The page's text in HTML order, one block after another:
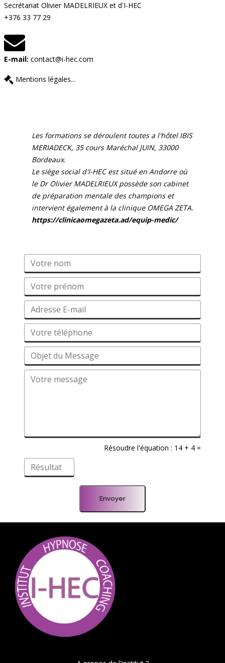
Secrétariat Olivier MADELRIEUX et d'I-HEC
+376 33 77 29
E-mail: contact@i-hec.com
Mentions légales...
Les formations se déroulent toutes a l'hôtel IBIS
MERIADECK, 35 cours Maréchal JUIN, 33000
Bordeaux.
Le siège social d'I-HEC est situé en Andorre où
le Dr Olivier MADELRIEUX possède son cabinet
de préparation mentale des champions et
intervient également à la clinique OMEGA ZETA.
https://clinicaomegazeta.ad/equip-medic/
Résoudre l'équation : 14 + 4 =
Envoyer